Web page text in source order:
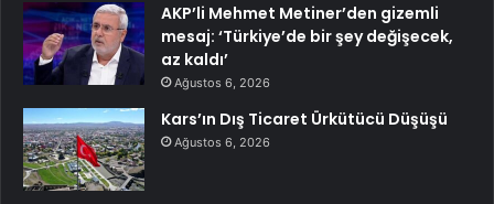
AKP’li Mehmet Metiner’den gizemli
mesaj: ‘Türkiye’de bir şey değişecek,
az kaldı’
Ağustos 6, 2026
Kars’ın Dış Ticaret Ürkütücü Düşüşü
Ağustos 6, 2026